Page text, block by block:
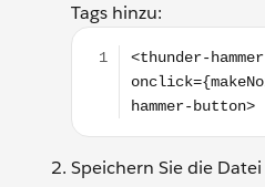
Tags hinzu:
<thunder-hammer-
Speichern Sie die